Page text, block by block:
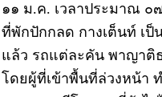
๑๑ ม.ค. เวลาประมาณ ๐
ที่พักปักกลด กางเต็นท์ เป็
แล้ว รถแต่ละคัน พาญาติ
โดยผู้ที่เข้าพื้นที่ล่วงหน้า